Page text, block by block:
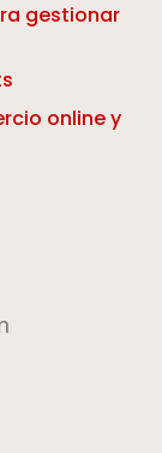
gestionar
online y